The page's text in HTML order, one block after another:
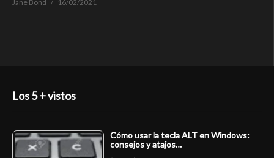
Jane Bond 16/02/2021
Los 5 + vistos
Cómo usar la tecla ALT en Windows:
consejos y atajos…